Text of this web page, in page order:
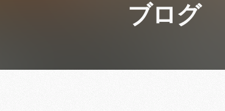
ブログ